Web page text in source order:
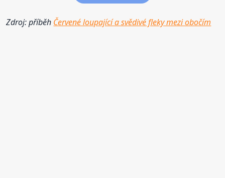
Zdroj: příběh Červené loupající a svědivé fleky mezi obočím